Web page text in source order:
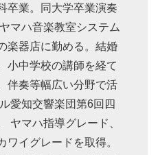
卒業。同大学卒業演奏
マハ音楽教室システム
楽器店に勤める。結婚
小中学校の講師を経て
伴奏等幅広い分野で活
愛知交響楽団第6回四
ヤマハ指導グレード、
ワイグレードを取得。